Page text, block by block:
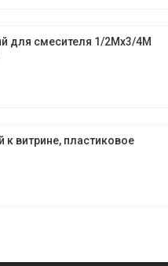
для смесителя 1/2Mx3/4M
к витрине, пластиковое